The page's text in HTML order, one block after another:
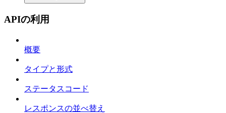
APIの利用
概要
タイプと形式
ステータスコード
レスポンスの並べ替え